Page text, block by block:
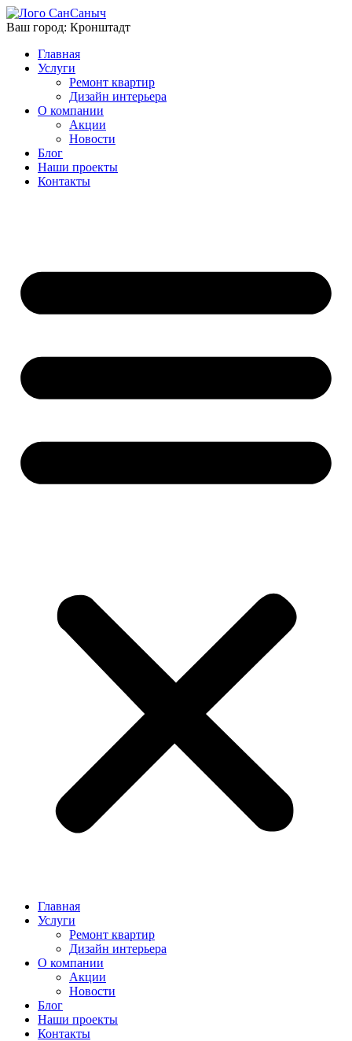
Ваш город: Кронштадт
Главная
Услуги
Ремонт квартир
Дизайн интерьера
О компании
Акции
Новости
Блог
Наши проекты
Контакты
Главная
Услуги
Ремонт квартир
Дизайн интерьера
О компании
Акции
Новости
Блог
Наши проекты
Контакты